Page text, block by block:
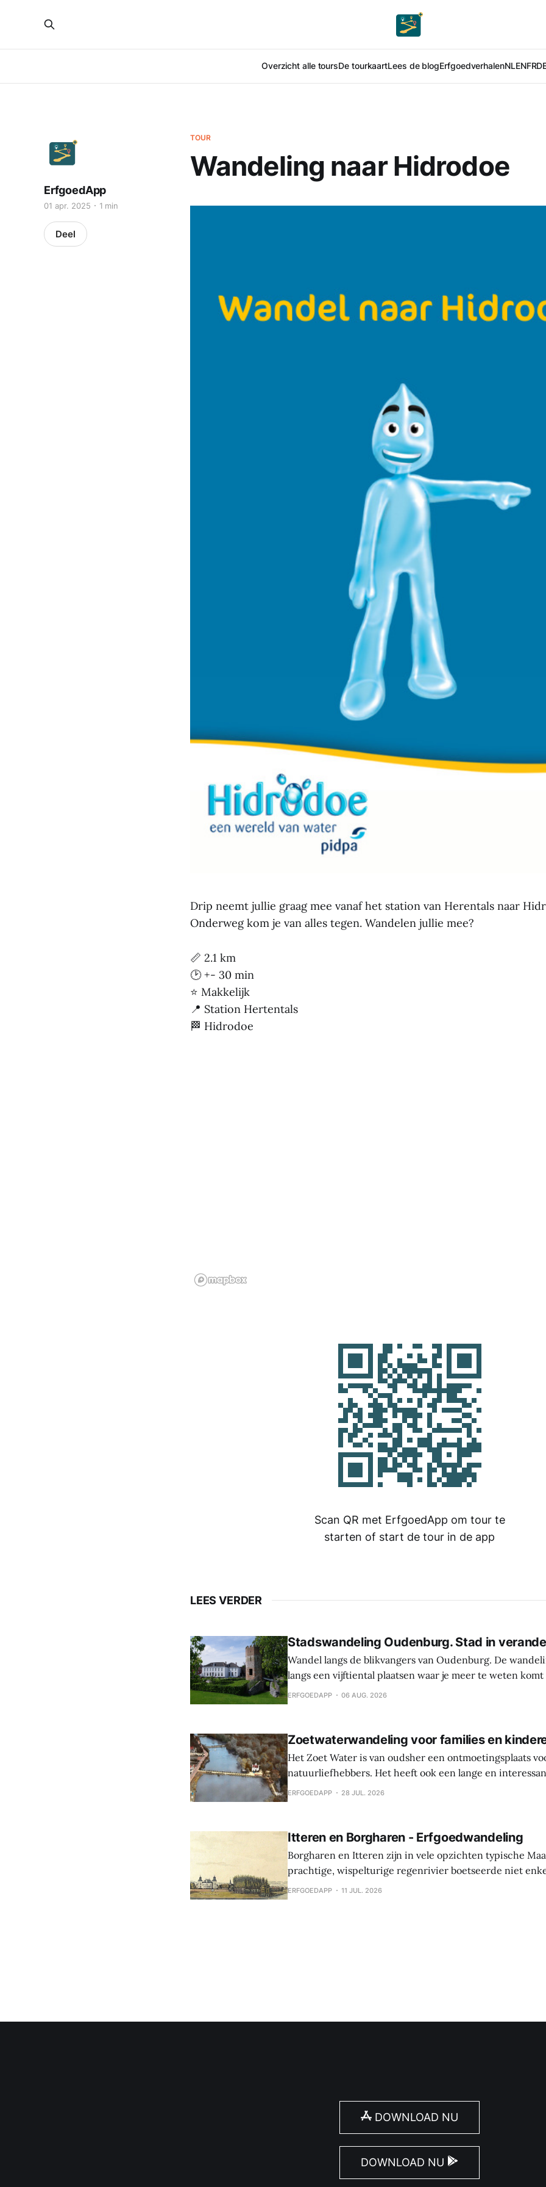
Overzicht alle toursDe tourkaartLees de blogErfgoedverhalenNLENFR
TOUR
Wandeling naar Hidrodoe
ErfgoedApp
01 apr. 2025 1 min
Deel
Drip neemt jullie graag mee vanaf het station van Herentals naar
Onderweg kom je van alles tegen. Wandelen jullie mee?
📏 2.1 km
🕑 +- 30 min
⭐ Makkelijk
📍 Station Hertentals
🏁 Hidrodoe
Scan QR met ErfgoedApp om tour te
starten of start de tour in de app
LEES VERDER
Stadswandeling Oudenburg. Stad in
Wandel langs de blikvangers van Oudenburg. De
langs een vijftiental plaatsen waar je meer te weten komt
geschiedenis, weetjes en toekomstplannen van de
ERFGOEDAPP 06 AUG. 2026
Zoetwaterwandeling voor families en
Het Zoet Water is van oudsher een ontmoetingsplaats
natuurliefhebbers. Het heeft ook een lange en
Hier werden sporen gevonden van bewoning en
ERFGOEDAPP 28 JUL. 2026
Itteren en Borgharen - Erfgoedwandeling
Borgharen en Itteren zijn in vele opzichten typische
prachtige, wispelturige regenrivier boetseerde niet
landschap, maar gaf ook mee vorm aan de levens van de
ERFGOEDAPP 11 JUL. 2026
DOWNLOAD NU
DOWNLOAD NU